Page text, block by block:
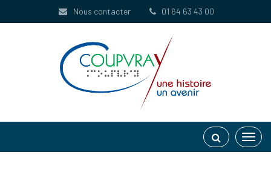
Nous contacter 01 64 63 43 00